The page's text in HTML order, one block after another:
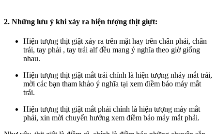
2. Những lưu ý khi xảy ra hiện tượng thịt giựt:
Hiện tượng thịt giật xảy ra trên mặt hay trên chân phải, chân
trái, tay phải , tay trái alf đều mang ý nghĩa theo giờ giống
nhau.
Hiện tượng thịt giật mắt trái chính là hiện tượng nháy mắt trái,
mời các bạn tham khảo ý nghĩa tại xem điềm báo máy mắt
trái.
Hiện tượng thịt giật mắt phải chính là hiện tượng máy mắt
phải, xin mời chuyển hướng xem điềm báo máy mắt phải.